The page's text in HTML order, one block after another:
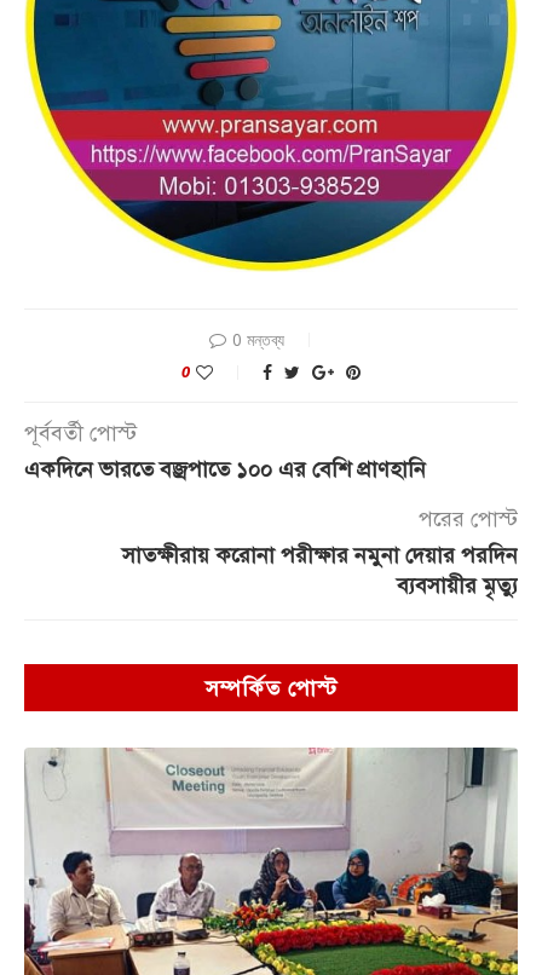
0 মন্তব্য
0
পূর্ববর্তী পোস্ট
একদিনে ভারতে বজ্রপাতে ১০০ এর বেশি প্রাণহানি
পরের পোস্ট
সাতক্ষীরায় করোনা পরীক্ষার নমুনা দেয়ার পরদিন
ব্যবসায়ীর মৃত্যু
সম্পর্কিত পোস্ট